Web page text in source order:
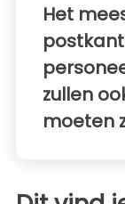
Het
zullen
moeten